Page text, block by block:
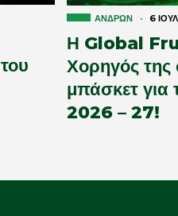
ΑΝΔΡΏΝ · 6
Η Global
Χορηγός της
μπάσκετ για
2026 – 27!